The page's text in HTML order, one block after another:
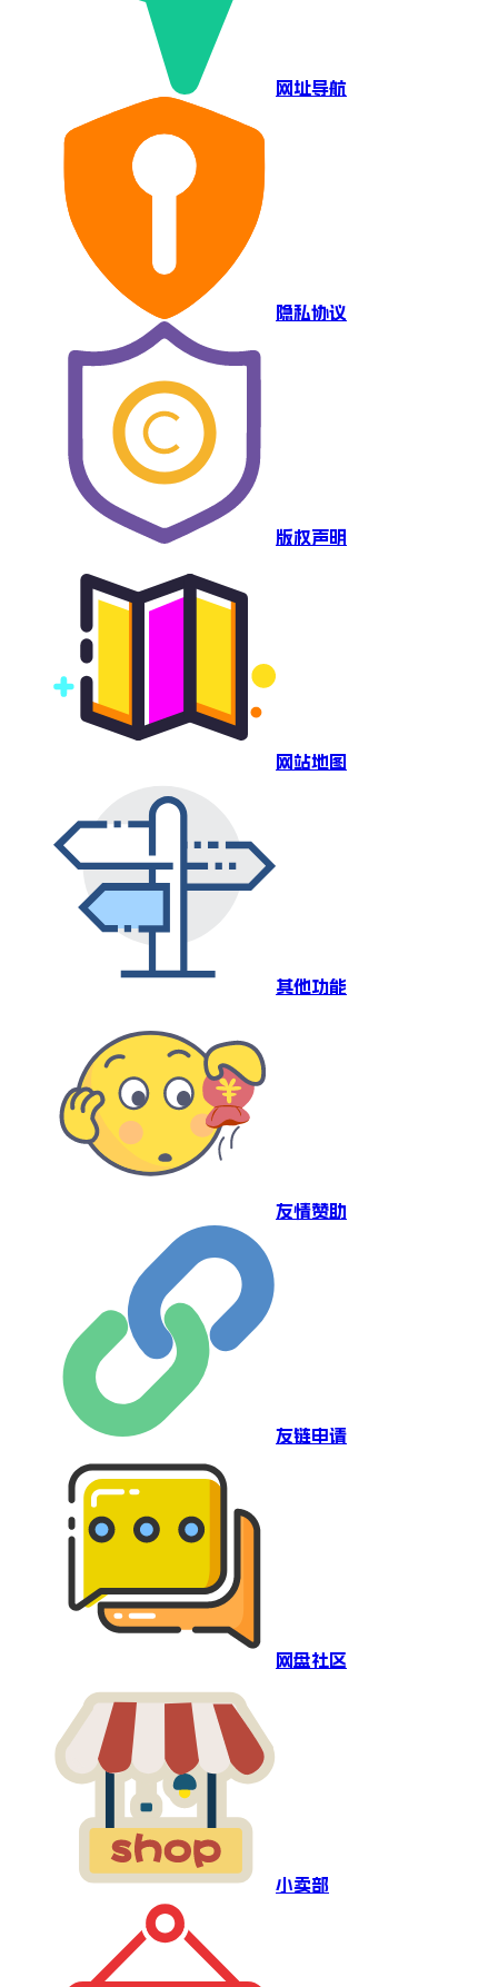
网址导航
隐私协议
版权声明
网站地图
其他功能
友情赞助
友链申请
网盘社区
小卖部